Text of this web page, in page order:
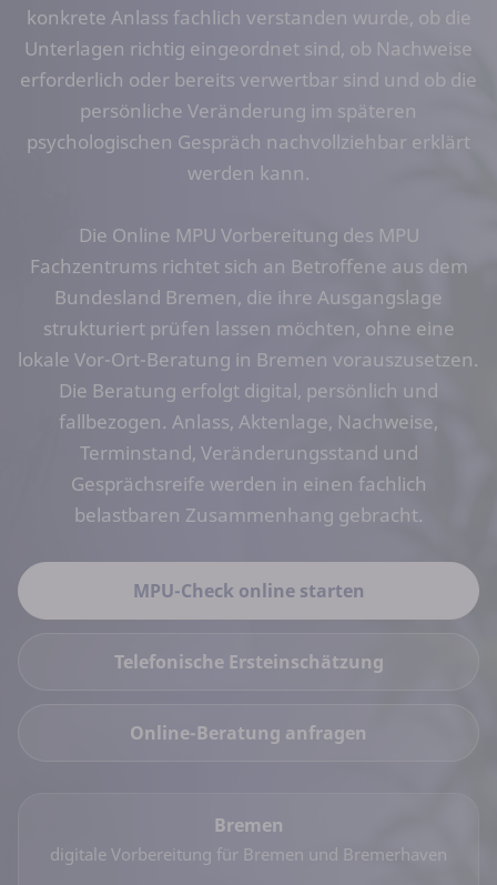
konkrete Anlass fachlich verstanden wurde, ob die
Unterlagen richtig eingeordnet sind, ob Nachweise
erforderlich oder bereits verwertbar sind und ob die
persönliche Veränderung im späteren
psychologischen Gespräch nachvollziehbar erklärt
werden kann.
Die Online MPU Vorbereitung des MPU
Fachzentrums richtet sich an Betroffene aus dem
Bundesland Bremen, die ihre Ausgangslage
strukturiert prüfen lassen möchten, ohne eine
lokale Vor-Ort-Beratung in Bremen vorauszusetzen.
Die Beratung erfolgt digital, persönlich und
fallbezogen. Anlass, Aktenlage, Nachweise,
Terminstand, Veränderungsstand und
Gesprächsreife werden in einen fachlich
belastbaren Zusammenhang gebracht.
MPU-Check online starten
Telefonische Ersteinschätzung
Online-Beratung anfragen
Bremen
digitale Vorbereitung für Bremen und Bremerhaven